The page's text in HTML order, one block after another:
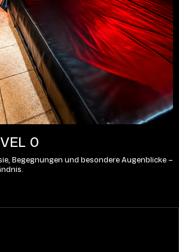
0
Begegnungen und besondere Augenblicke –